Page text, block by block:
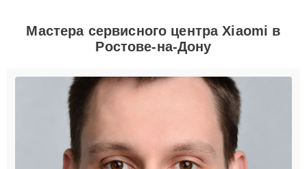
Мастера сервисного центра Xiaomi в
Ростове-на-Дону